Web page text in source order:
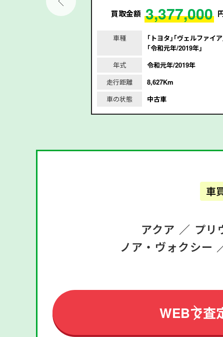
円 買取金額 3,377,000
車種
｢トヨタ｣｢ヴェルファイア
｢令和元年/2019年｣
年式
令和元年/2019年
走行距離
8,627Km
車の状態
中古車
車
アクア ／ プリ
ノア・ヴォクシー
WEBで査